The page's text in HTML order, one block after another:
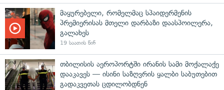
მაყურებელი, რომელმაც სპაიდერმენის
პრემიერისას მთელი დარბაზი დაასპოილერა,
გალახეს
19 საათის წინ
თბილისის აეროპორტში ირანის სამი მოქალაქე
დააკავეს — ისინი საზღვრის ყალბი საბუთებით
გადაკვეთას ცდილობდნენ